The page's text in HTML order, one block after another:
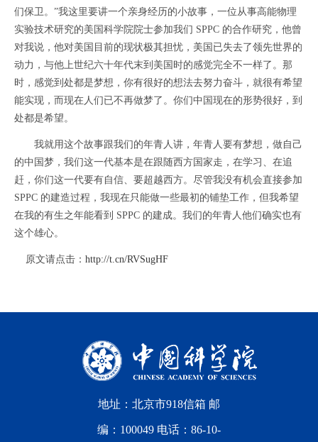
们保卫。”我这里要讲一个亲身经历的小故事，一位从事高能物理
实验技术研究的美国科学院院士参加我们 SPPC 的合作研究，他曾
对我说，他对美国目前的现状极其担忧，美国已失去了领先世界的
动力，与他上世纪六十年代末到美国时的感觉完全不一样了。那
时，感觉到处都是梦想，你有很好的想法去努力奋斗，就很有希望
能实现，而现在人们已不再做梦了。你们中国现在的形势很好，到
处都是希望。
我就用这个故事跟我们的年青人讲，年青人要有梦想，做自己
的中国梦，我们这一代基本是在跟随西方国家走，在学习、在追
赶，你们这一代要有自信、要超越西方。尽管我没有机会直接参加
SPPC 的建造过程，我现在只能做一些最初的铺垫工作，但我希望
在我的有生之年能看到 SPPC 的建成。我们的年青人他们确实也有
这个雄心。
原文请点击： http://t.cn/RVSugHF
地址：北京市918信箱 邮
编：100049 电话：86-10-